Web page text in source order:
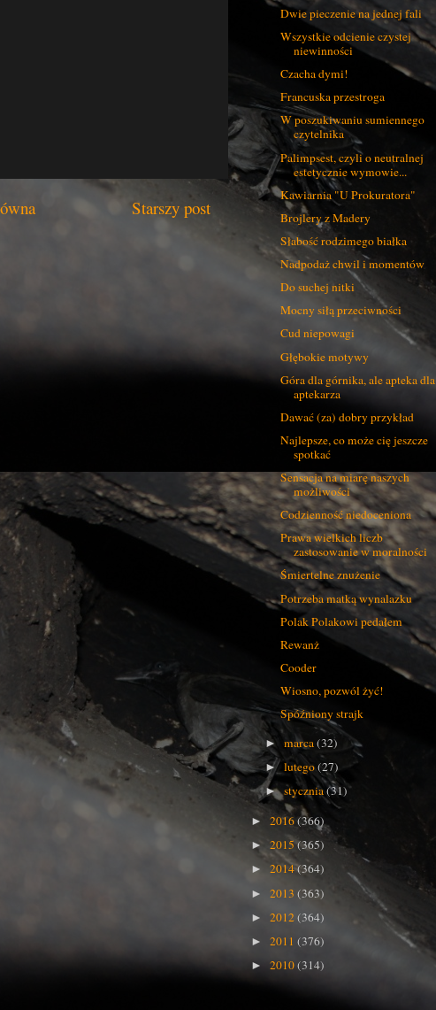
Starszy post
Dwie pieczenie na jednej fali
Wszystkie odcienie czystej
niewinności
Czacha dymi!
Francuska przestroga
W poszukiwaniu sumiennego
czytelnika
Palimpsest, czyli o neutralnej
estetycznie wymowie...
Kawiarnia "U Prokuratora"
Brojlery z Madery
Słabość rodzimego białka
Nadpodaż chwil i momentów
Do suchej nitki
Mocny siłą przeciwności
Cud niepowagi
Głębokie motywy
Góra dla górnika, ale apteka dla
aptekarza
Dawać (za) dobry przykład
Najlepsze, co może cię jeszcze
spotkać
Sensacja na miarę naszych
możliwości
Codzienność niedoceniona
Prawa wielkich liczb
zastosowanie w moralności
Śmiertelne znużenie
Potrzeba matką wynalazku
Polak Polakowi pedałem
Rewanż
Cooder
Wiosno, pozwól żyć!
Spóźniony strajk
►marca(32)
►lutego(27)
►stycznia(31)
► 2016(366)
► 2015(365)
► 2014(364)
► 2013 (363)
► 2012(364)
► 2011 (376)
► 2010(314)